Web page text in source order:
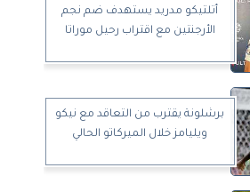
أتلتيكو مدريد يستهدف ضم نجم
الأرجنتين مع اقتراب رحيل موراتا
برشلونة يقترب من التعاقد مع نيكو
ويليامز خلال الميركاتو الحالي